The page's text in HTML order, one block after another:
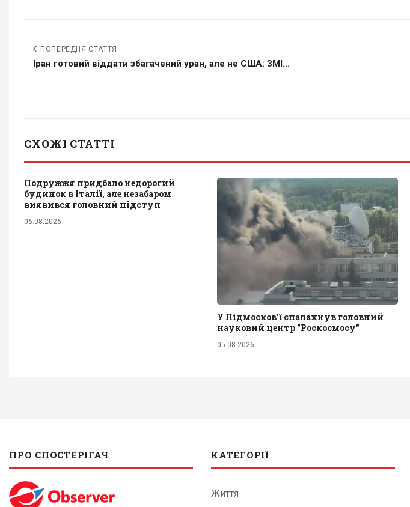
ПОПЕРЕДНЯ СТАТТЯ
Іран готовий віддати збагачений уран, але не США: ЗМІ...
СХОЖІ СТАТТІ
Подружжя придбало недорогий
будинок в Італії, але незабаром
виявився головний підступ
06.08.2026
У Підмосков’ї спалахнув головний
науковий центр "Роскосмосу"
05.08.2026
ПРО СПОСТЕРІГАЧ КАТЕГОРІЇ
Життя